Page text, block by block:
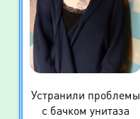
Устранили проблемы
с бачком унитаза